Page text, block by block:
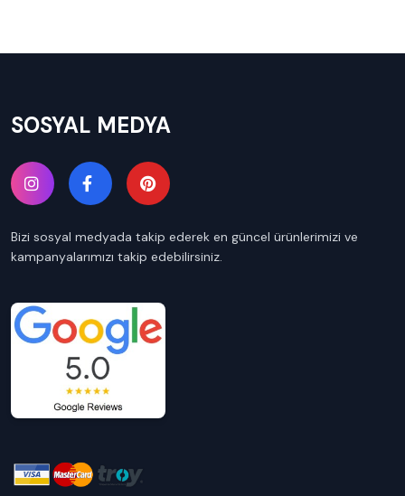
SOSYAL MEDYA
Bizi sosyal medyada takip ederek en güncel ürünlerimizi ve
kampanyalarımızı takip edebilirsiniz.